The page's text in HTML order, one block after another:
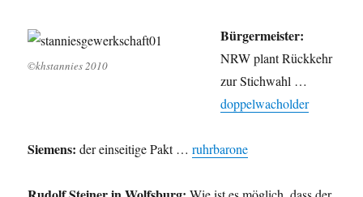
©khstannies 2010
Bürgermeister:
NRW plant Rückkehr
zur Stichwahl …
doppelwacholder
Siemens: der einseitige Pakt …ruhrbarone